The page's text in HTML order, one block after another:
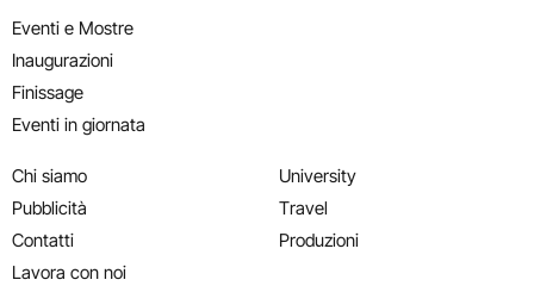
Eventi e Mostre
Inaugurazioni
Finissage
Eventi in giornata
Chi siamo
Pubblicità
Contatti
Lavora con noi
University
Travel
Produzioni